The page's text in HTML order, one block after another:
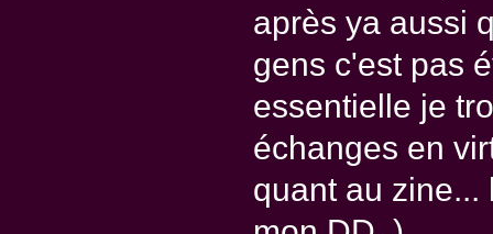
après ya aussi
gens c'est pas
essentielle je
échanges en
quant au zine...